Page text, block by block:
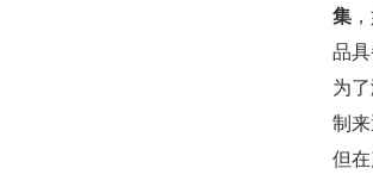
集
品
为
制
但